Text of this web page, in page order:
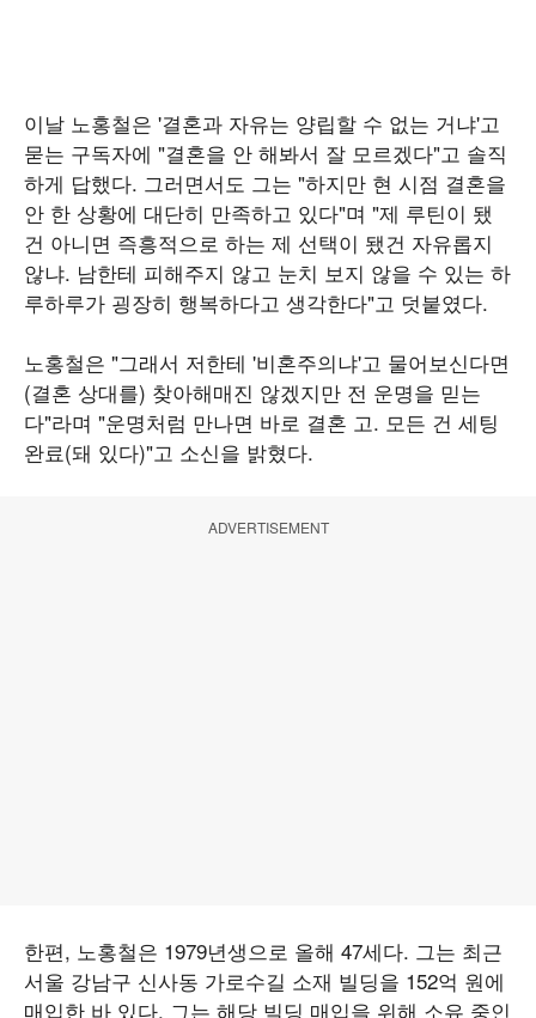
이날 노홍철은 '결혼과 자유는 양립할 수 없는 거냐'고
묻는 구독자에 "결혼을 안 해봐서 잘 모르겠다"고 솔직
하게 답했다. 그러면서도 그는 "하지만 현 시점 결혼을
안 한 상황에 대단히 만족하고 있다"며 "제 루틴이 됐
건 아니면 즉흥적으로 하는 제 선택이 됐건 자유롭지
않냐. 남한테 피해주지 않고 눈치 보지 않을 수 있는 하
루하루가 굉장히 행복하다고 생각한다"고 덧붙였다.
노홍철은 "그래서 저한테 '비혼주의냐'고 물어보신다면
(결혼 상대를) 찾아해매진 않겠지만 전 운명을 믿는
다"라며 "운명처럼 만나면 바로 결혼 고. 모든 건 세팅
완료(돼 있다)"고 소신을 밝혔다.
ADVERTISEMENT
한편, 노홍철은 1979년생으로 올해 47세다. 그는 최근
서울 강남구 신사동 가로수길 소재 빌딩을 152억 원에
매입한 바 있다. 그는 해당 빌딩 매입을 위해 소유 중인